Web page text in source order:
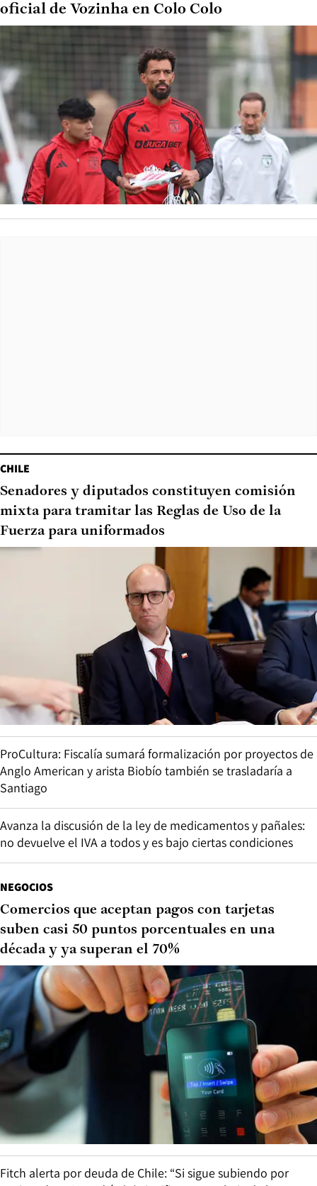
oficial de Vozinha en Colo Colo
CHILE
Senadores y diputados constituyen comisión
mixta para tramitar las Reglas de Uso de la
Fuerza para uniformados
ProCultura: Fiscalía sumará formalización por proyectos de
Anglo American y arista Biobío también se trasladaría a
Santiago
Avanza la discusión de la ley de medicamentos y pañales:
no devuelve el IVA a todos y es bajo ciertas condiciones
NEGOCIOS
Comercios que aceptan pagos con tarjetas
suben casi 50 puntos porcentuales en una
década y ya superan el 70%
Fitch alerta por deuda de Chile: “Si sigue subiendo por